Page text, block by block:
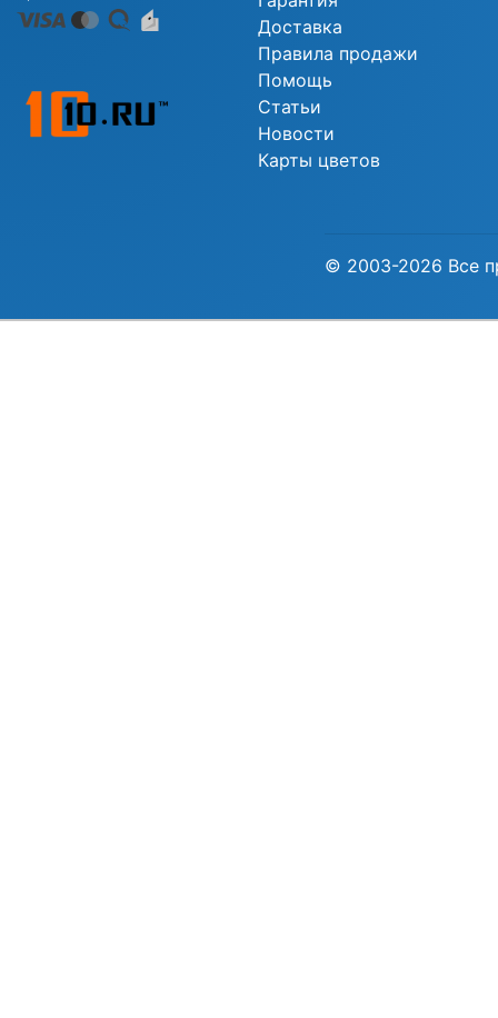
Доставка
Правила продажи
Помощь
Статьи
Новости
Карты цветов
© 2003-2026 Все